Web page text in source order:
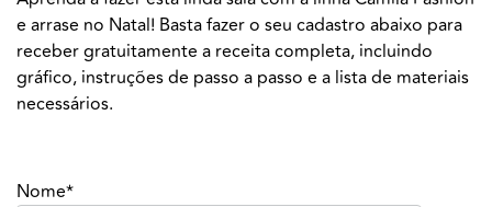
e arrase no Natal! Basta fazer o seu cadastro abaixo para
receber gratuitamente a receita completa, incluindo
gráfico, instruções de passo a passo e a lista de materiais
necessários.
Nome*